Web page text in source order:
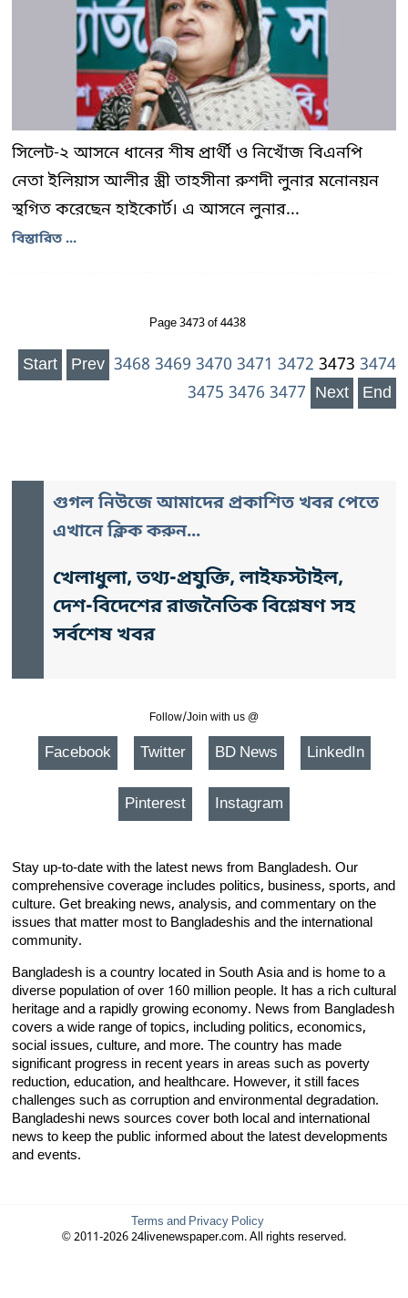
সিলেট-২ আসনে ধানের শীষ প্রার্থী ও নিখোঁজ বিএনপি
নেতা ইলিয়াস আলীর স্ত্রী তাহসীনা রুশদী লুনার মনোনয়ন
স্থগিত করেছেন হাইকোর্ট। এ আসনে লুনার...
বিস্তারিত ...
Page 3473 of 4438
Start Prev 3468 3469 3470 3471 3472 3473 3474
3475 3476 3477 Next End
গুগল নিউজে আমাদের প্রকাশিত খবর পেতে
এখানে ক্লিক করুন...
খেলাধুলা, তথ্য-প্রযুক্তি, লাইফস্টাইল,
দেশ-বিদেশের রাজনৈতিক বিশ্লেষণ সহ
সর্বশেষ খবর
Follow/Join with us @
Facebook Twitter BD News LinkedIn
Pinterest Instagram
Stay up-to-date with the latest news from Bangladesh. Our
comprehensive coverage includes politics, business, sports, and
culture. Get breaking news, analysis, and commentary on the
issues that matter most to Bangladeshis and the international
community.
Bangladesh is a country located in South Asia and is home to a
diverse population of over 160 million people. It has a rich cultural
heritage and a rapidly growing economy. News from Bangladesh
covers a wide range of topics, including politics, economics,
social issues, culture, and more. The country has made
significant progress in recent years in areas such as poverty
reduction, education, and healthcare. However, it still faces
challenges such as corruption and environmental degradation.
Bangladeshi news sources cover both local and international
news to keep the public informed about the latest developments
and events.
Terms and Privacy Policy
© 2011-2026 24livenewspaper.com. All rights reserved.